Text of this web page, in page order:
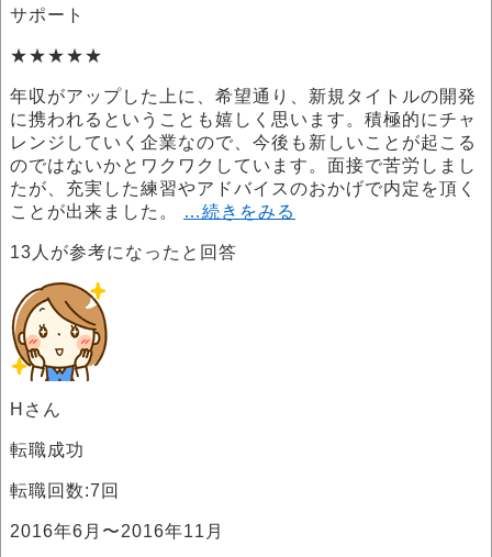
サポート
★★★★★
年収がアップした上に、希望通り、新規タイトルの開発
に携われるということも嬉しく思います。積極的にチャ
レンジしていく企業なので、今後も新しいことが起こる
のではないかとワクワクしています。面接で苦労しまし
たが、充実した練習やアドバイスのおかげで内定を頂く
ことが出来ました。
…続きをみる
13 人が参考になったと回答
Hさん
転職成功
転職回数:7回
2016年6月〜2016年11月